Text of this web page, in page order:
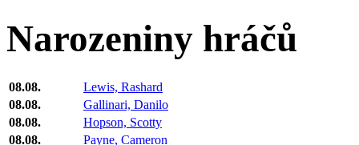
Narozeniny hráčů
08.08.
Lewis, Rashard
08.08.
Gallinari, Danilo
08.08.
Hopson, Scotty
08.08.
Payne, Cameron